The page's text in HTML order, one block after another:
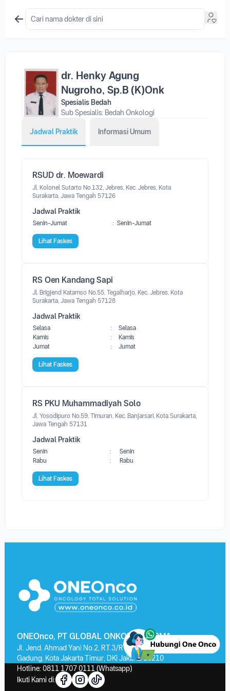
dr. Henky Agung
Nugroho, Sp.B (K)Onk
Spesialis Bedah
Sub Spesialis: Bedah Onkologi
Jadwal Praktik Informasi Umum
RSUD dr. Moewardi
Jl. Kolonel Sutarto No.132, Jebres, Kec. Jebres, Kota
Surakarta, Jawa Tengah 57126
Jadwal Praktik
Senin-Jumat : Senin-Jumat
Lihat Faskes
RS Oen Kandang Sapi
Jl. Brigjend Katamso No.55, Tegalharjo, Kec. Jebres, Kota
Surakarta, Jawa Tengah 57128
Jadwal Praktik
Selasa :
Selasa
Kamis
:
Kamis
Jumat
: Jumat
Lihat Faskes
RS PKU Muhammadiyah Solo
Jl. Yosodipuro No.59, Timuran, Kec. Banjarsari, Kota Surakarta,
Jawa Tengah 57131
Jadwal Praktik
Senin :
Senin
Rabu
: Rabu
Lihat Faskes
ONEOnco, PT GLOBAL ONKOLAB FARMA
Jl. Jend. Ahmad Yani No.2, RT.3/RW.13, Kayu Putih, Kec. Pulo
Gadung, Kota Jakarta Timur, DKI Jakarta 13210
Hotline: 0811 1707 0111 (Whatsapp)
Ikuti Kami di: